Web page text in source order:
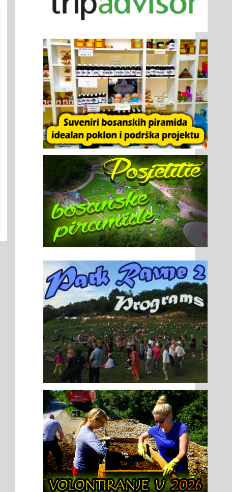
iz Australije: U Visoko se
svake godine
Volonterski program
Fondacije „Arheološki park:
Bosanska piramida Sunca“
već godinama predstavlja
jedan od najprepoznatljivijih
segmenata projekta
Bosanske doline piramida.
Detaljnije
Ponagar donosi hinduističku
Vijetnamu
Dr. Semir Osmanagić
odgovara otkud i otkad
hinduizam u Vijetnamu
Detaljnije